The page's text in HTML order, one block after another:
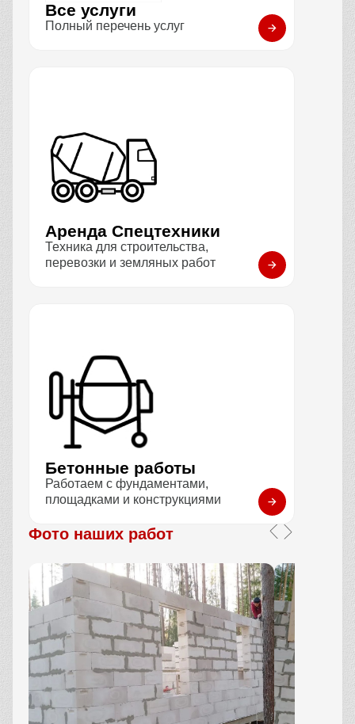
Все услуги
Полный перечень услуг
Аренда Спецтехники
Техника для строительства,
перевозки и земляных работ
Бетонные работы
Работаем с фундаментами,
площадками и конструкциями
Фото наших работ